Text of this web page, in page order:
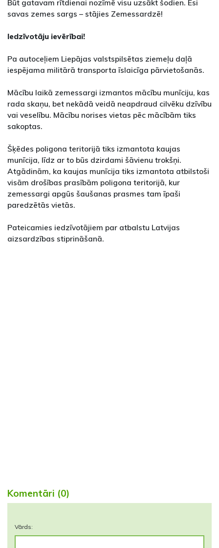
Būt gatavam rītdienai nozīmē visu uzsākt šodien. Esi
savas zemes sargs – stājies Zemessardzē!
Iedzīvotāju ievērībai!
Pa autoceļiem Liepājas valstspilsētas ziemeļu daļā
iespējama militārā transporta īslaicīga pārvietošanās.
Mācību laikā zemessargi izmantos mācību munīciju, kas
rada skaņu, bet nekādā veidā neapdraud cilvēku dzīvību
vai veselību. Mācību norises vietas pēc mācībām tiks
sakoptas.
Šķēdes poligona teritorijā tiks izmantota kaujas
munīcija, līdz ar to būs dzirdami šāvienu trokšņi.
Atgādinām, ka kaujas munīcija tiks izmantota atbilstoši
visām drošības prasībām poligona teritorijā, kur
zemessargi apgūs šaušanas prasmes tam īpaši
paredzētās vietās.
Pateicamies iedzīvotājiem par atbalstu Latvijas
aizsardzības stiprināšanā.
Komentāri (0)
Vārds: